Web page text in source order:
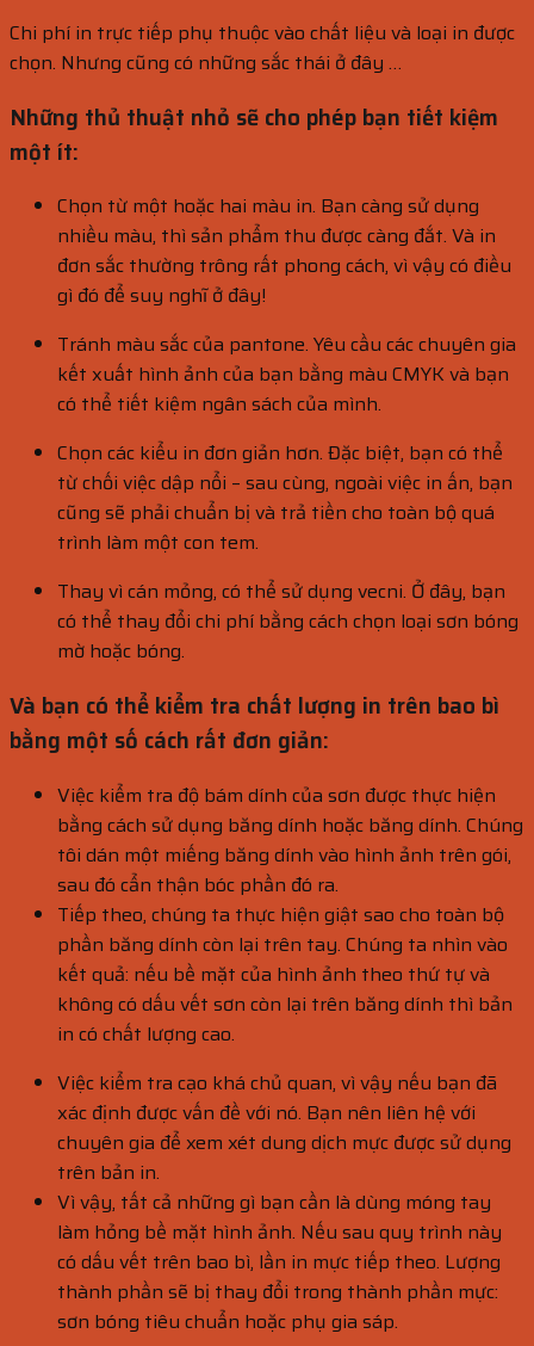
Chi phí in trực tiếp phụ thuộc vào chất liệu và loại in được
chọn. Nhưng cũng có những sắc thái ở đây …
Những thủ thuật nhỏ sẽ cho phép bạn tiết kiệm
một ít:
Chọn từ một hoặc hai màu in. Bạn càng sử dụng
nhiều màu, thì sản phẩm thu được càng đắt. Và in
đơn sắc thường trông rất phong cách, vì vậy có điều
gì đó để suy nghĩ ở đây!
Tránh màu sắc của pantone. Yêu cầu các chuyên gia
kết xuất hình ảnh của bạn bằng màu CMYK và bạn
có thể tiết kiệm ngân sách của mình.
Chọn các kiểu in đơn giản hơn. Đặc biệt, bạn có thể
từ chối việc dập nổi – sau cùng, ngoài việc in ấn, bạn
cũng sẽ phải chuẩn bị và trả tiền cho toàn bộ quá
trình làm một con tem.
Thay vì cán mỏng, có thể sử dụng vecni. Ở đây, bạn
có thể thay đổi chi phí bằng cách chọn loại sơn bóng
mờ hoặc bóng.
Và bạn có thể kiểm tra chất lượng in trên bao bì
bằng một số cách rất đơn giản:
Việc kiểm tra độ bám dính của sơn được thực hiện
bằng cách sử dụng băng dính hoặc băng dính. Chúng
tôi dán một miếng băng dính vào hình ảnh trên gói,
sau đó cẩn thận bóc phần đó ra.
Tiếp theo, chúng ta thực hiện giật sao cho toàn bộ
phần băng dính còn lại trên tay. Chúng ta nhìn vào
kết quả: nếu bề mặt của hình ảnh theo thứ tự và
không có dấu vết sơn còn lại trên băng dính thì bản
in có chất lượng cao.
Việc kiểm tra cạo khá chủ quan, vì vậy nếu bạn đã
xác định được vấn đề với nó. Bạn nên liên hệ với
chuyên gia để xem xét dung dịch mực được sử dụng
trên bản in.
Vì vậy, tất cả những gì bạn cần là dùng móng tay
làm hỏng bề mặt hình ảnh. Nếu sau quy trình này
có dấu vết trên bao bì, lần in mực tiếp theo. Lượng
thành phần sẽ bị thay đổi trong thành phần mực:
sơn bóng tiêu chuẩn hoặc phụ gia sáp.